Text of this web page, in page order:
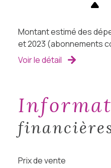
Montant estimé des
et 2023 (abonnements
Voir le détail
Prix de vente